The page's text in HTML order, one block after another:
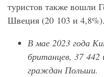
туристов также вошли
Швеция (20 103 и 4,8%).
В мае 2023 года
британцев, 37 442
граждан Польши.